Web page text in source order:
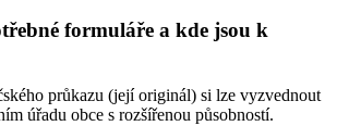
formuláře a kde jsou k
průkazu (její originál) si lze vyzvednout
úřadu obce s rozšířenou působností.